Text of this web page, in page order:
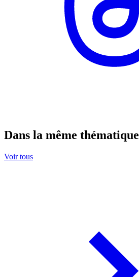
Dans la même thématique
Voir tous